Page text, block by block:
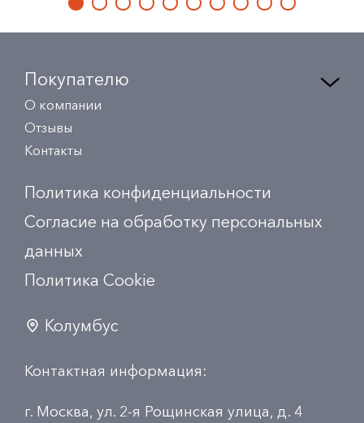
Покупателю
О компании
Отзывы
Контакты
Политика конфиденциальности
Согласие на обработку персональных
данных
Политика Сookie
Колумбус
Контактная информация:
г. Москва, ул. 2-я Рощинская улица, д. 4